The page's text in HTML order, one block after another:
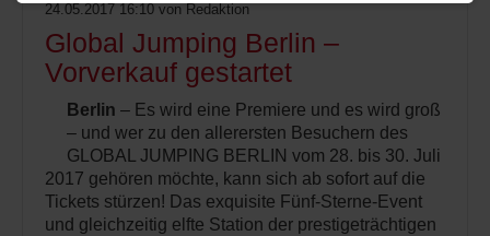
24.05.2017 16:10 von Redaktion
Global Jumping Berlin –
Vorverkauf gestartet
Berlin – Es wird eine Premiere und es wird groß
– und wer zu den allerersten Besuchern des
GLOBAL JUMPING BERLIN vom 28. bis 30. Juli
2017 gehören möchte, kann sich ab sofort auf die
Tickets stürzen! Das exquisite Fünf-Sterne-Event
und gleichzeitig elfte Station der prestigeträchtigen